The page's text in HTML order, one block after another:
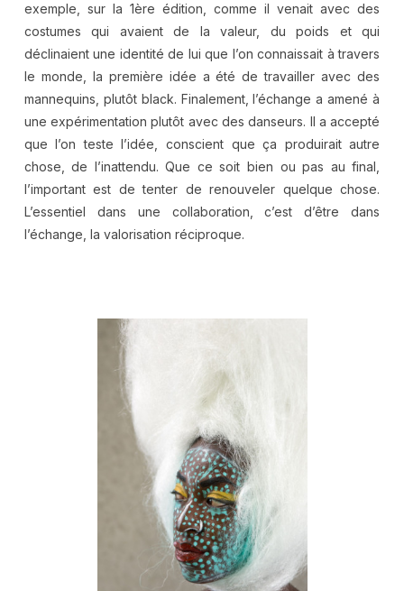
exemple, sur la 1ère édition, comme il venait avec des
costumes qui avaient de la valeur, du poids et qui
déclinaient une identité de lui que l’on connaissait à travers
le monde, la première idée a été de travailler avec des
mannequins, plutôt black. Finalement, l’échange a amené à
une expérimentation plutôt avec des danseurs. Il a accepté
que l’on teste l’idée, conscient que ça produirait autre
chose, de l’inattendu. Que ce soit bien ou pas au final,
l’important est de tenter de renouveler quelque chose.
L’essentiel dans une collaboration, c’est d’être dans
l’échange, la valorisation réciproque.